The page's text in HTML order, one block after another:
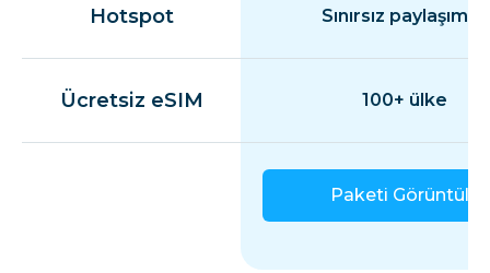
Hotspot Sınırsız paylaşım
Ücretsiz eSIM 100+ ülke
Paketi Görüntüle